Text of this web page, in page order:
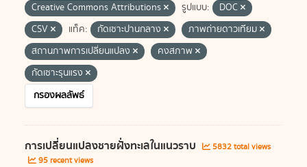
Creative Commons Attributions
รูปแบบ:
DOC
CSV
แท็ค: กัดเซาะปานกลาง
ภาพถ่ายดาวเทียม
สถานภาพการเปลี่ยนแปลง
คงสภาพ
กัดเซาะรุนแรง
กรองผลลัพธ์
การเปลี่ยนแปลงชายฝั่งทะเลในแนวราบ
5832 total views
95 recent views